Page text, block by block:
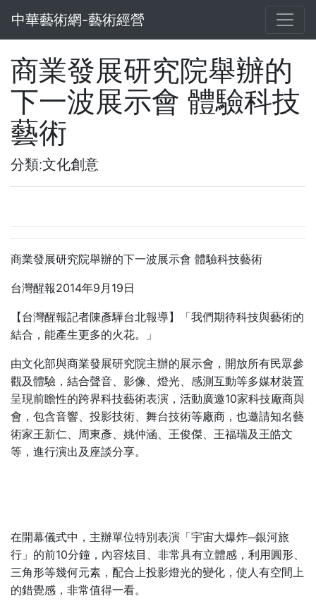
中華藝術網-藝術經營
商業發展研究院舉辦的
下一波展示會 體驗科技
藝術
分類:文化創意
商業發展研究院舉辦的下一波展示會 體驗科技藝術
台灣醒報2014年9 月 19 日
【台灣醒報記者陳彥驊台北報導】「我們期待科技與藝術的
結合，能產生更多的火花。」
由文化部與商業發展研究院主辦的展示會，開放所有民眾參
觀及體驗，結合聲音、影像、燈光、感測互動等多媒材裝置
呈現前瞻性的跨界科技藝術表演，活動廣邀10家科技廠商與
會，包含音響、投影技術、舞台技術等廠商，也邀請知名藝
術家王新仁、周東彥、姚仲涵、王俊傑、王福瑞及王皓文
等，進行演出及座談分享。
在開幕儀式中，主辦單位特別表演「宇宙大爆炸─銀河旅
行」的前10分鐘，內容炫目、非常具有立體感，利用圓形、
三角形等幾何元素，配合上投影燈光的變化，使人有空間上
的錯覺感，非常值得一看。